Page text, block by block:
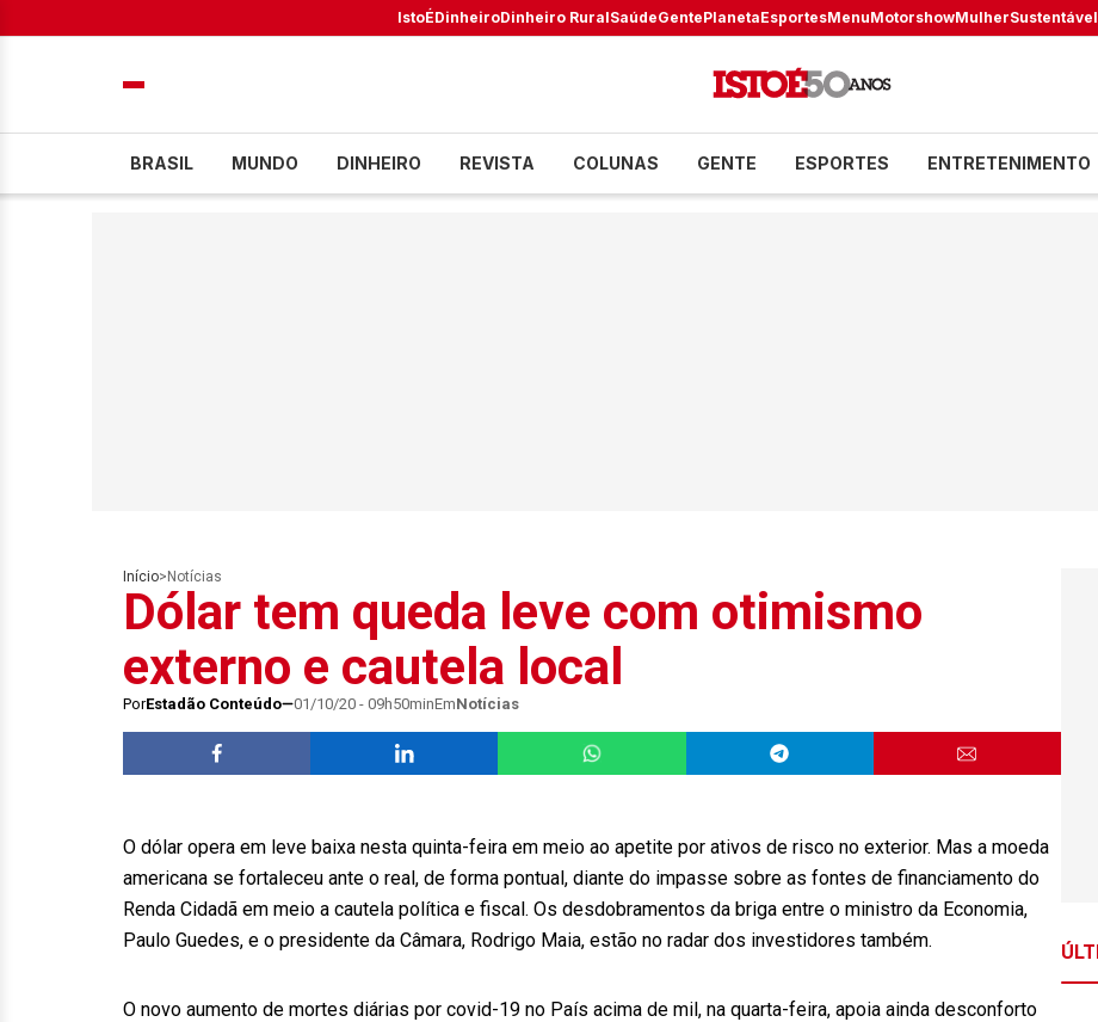
IstoÉDinheiroDinheiro RuralSaúdeGentePlanetaEsportesMenuMotorshowMulherSustentável
BRASIL MUNDO DINHEIRO REVISTA COLUNAS GENTE ESPORTES ENTRETENIMENTO
Início> Notícias
Dólar tem queda leve com otimismo
externo e cautela local
PorEstadão Conteúdo 01/10/20 - 09h50minEmNotícias
O dólar opera em leve baixa nesta quinta-feira em meio ao apetite por ativos de risco no exterior. Mas a moeda
americana se fortaleceu ante o real, de forma pontual, diante do impasse sobre as fontes de financiamento do
Renda Cidadã em meio a cautela política e fiscal. Os desdobramentos da briga entre o ministro da Economia,
Paulo Guedes, e o presidente da Câmara, Rodrigo Maia, estão no radar dos investidores também.
O novo aumento de mortes diárias por covid-19 no País acima de mil, na quarta-feira, apoia ainda desconforto